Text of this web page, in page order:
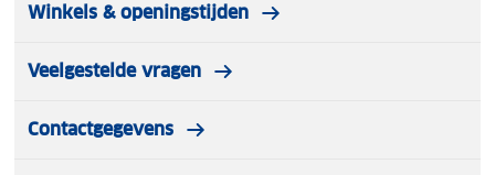
Winkels & openingstijden
Veelgestelde vragen
Contactgegevens